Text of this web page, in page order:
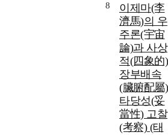
8
이제마(李
濟馬)의 우
주론(宇宙
論)과 사상
적(四象的)
장부배속
(臟腑配屬)
타당성(妥
當性) 고찰
(考察) (태